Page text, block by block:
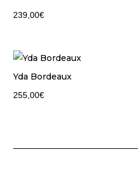
239,00€
Yda Bordeaux
255,00€